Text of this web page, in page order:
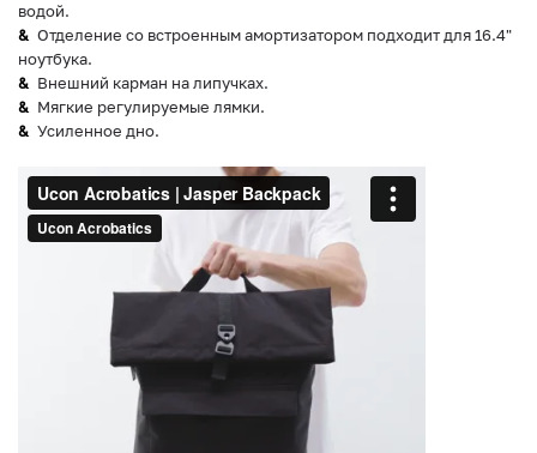
водой.
Отделение со встроенным амортизатором подходит для 16.4"
ноутбука.
Внешний карман на липучках.
Мягкие регулируемые лямки.
Усиленное дно.